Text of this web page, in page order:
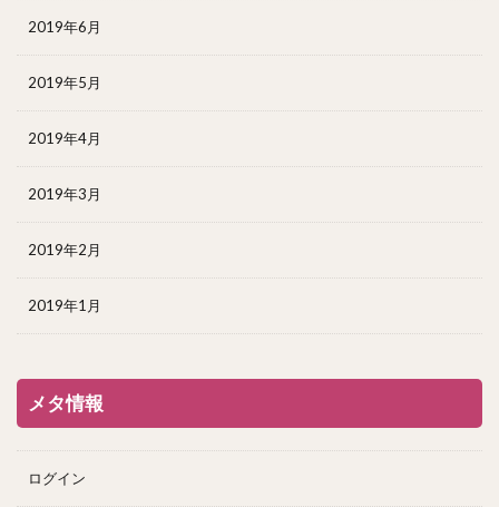
2019年6月
2019年5月
2019年4月
2019年3月
2019年2月
2019年1月
メタ情報
ログイン